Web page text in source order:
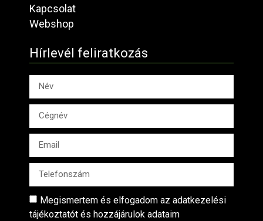
Kapcsolat
Webshop
Hírlevél feliratkozás
Megismertem és elfogadom az adatkezelési
tájékoztatót és hozzájárulok adataim